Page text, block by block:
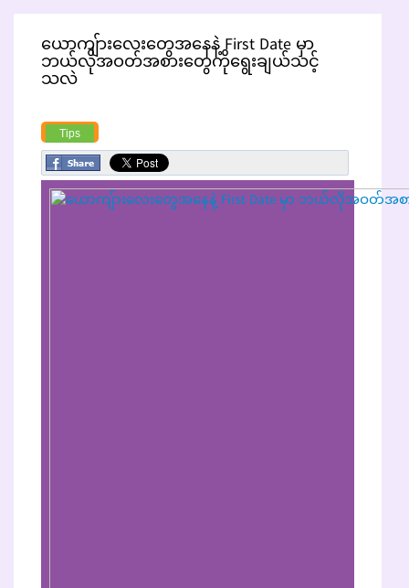
ယောကျ်ားလေးတွေအနေနဲ့ First Date မှာ
ဘယ်လိုအဝတ်အစားတွေကိုရွေးချယ်သင့်
သလဲ
Tips